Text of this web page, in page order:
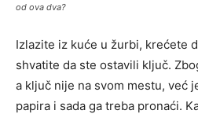
od ova dva?
Izlazite iz kuće u žurbi, krećete
shvatite da ste ostavili ključ.
a ključ nije na svom mestu, već
papira i sada ga treba pronaći.